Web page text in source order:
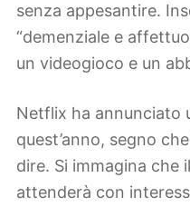
senza appesantire.
“demenziale e
un videogioco e un
Netflix ha annunciato
quest’anno, segno
dire. Si immagina che
attenderà con